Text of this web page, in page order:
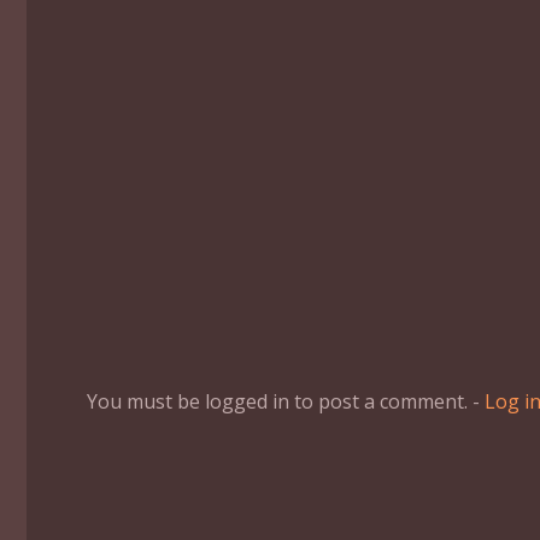
You must be logged in to post a comment. - Log in